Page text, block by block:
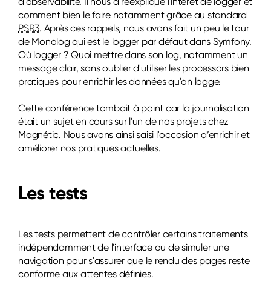
comment bien le faire notamment grâce au standard
PSR3. Après ces rappels, nous avons fait un peu le tour
de Monolog qui est le logger par défaut dans Symfony.
Où logger ? Quoi mettre dans son log, notamment un
message clair, sans oublier d'utiliser les processors bien
pratiques pour enrichir les données qu'on logge.
Cette conférence tombait à point car la journalisation
était un sujet en cours sur l'un de nos projets chez
Magnétic. Nous avons ainsi saisi l'occasion d’enrichir et
améliorer nos pratiques actuelles.
Les tests
Les tests permettent de contrôler certains traitements
indépendamment de l'interface ou de simuler une
navigation pour s'assurer que le rendu des pages reste
conforme aux attentes définies.